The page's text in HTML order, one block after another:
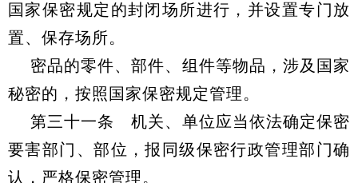
国家保密规定的封闭场所进行，并设置专门放
置、保存场所。
密品的零件、部件、组件等物品，涉及国家
秘密的，按照国家保密规定管理。
第三十一条 机关、单位应当依法确定保密
要害部门、部位，报同级保密行政管理部门确
认，严格保密管理。